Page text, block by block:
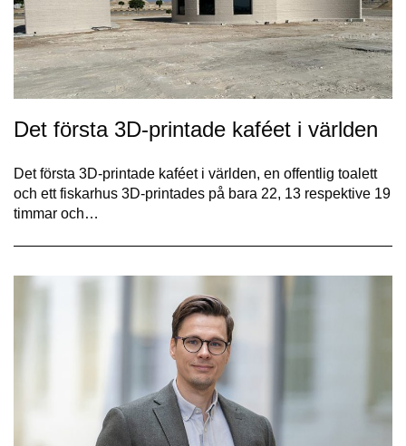
Det första 3D-printade kaféet i världen
Det första 3D-printade kaféet i världen, en offentlig toalett
och ett fiskarhus 3D-printades på bara 22, 13 respektive 19
timmar och…